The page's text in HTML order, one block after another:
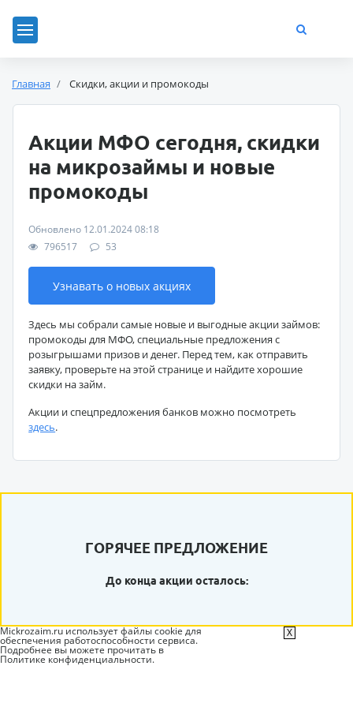
Главная Скидки, акции и промокоды
Акции МФО сегодня, скидки
на микрозаймы и новые
промокоды
Обновлено 12.01.2024 08:18
796517
53
Узнавать о новых акциях
Здесь мы собрали самые новые и выгодные акции займов:
промокоды для МФО, специальные предложения с
розыгрышами призов и денег. Перед тем, как отправить
заявку, проверьте на этой странице и найдите хорошие
скидки на займ.
Акции и спецпредложения банков можно посмотреть
здесь.
ГОРЯЧЕЕ ПРЕДЛОЖЕНИЕ
До конца акции осталось:
Mickrozaim.ru использует файлы cookie для
обеспечения работоспособности сервиса.
Подробнее вы можете прочитать в
Политике конфиденциальности.
X